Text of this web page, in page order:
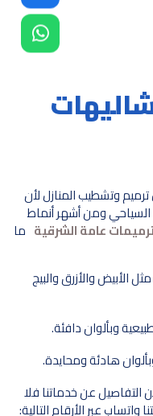
وتشطيب المنازل لأن
السياحي ومن أشهر أنماط
عامة الشرقية ما
الأبيض والأزرق والبيج
وبألوان دافئة.
هادئة ومحايدة.
عن خدماتنا فلا
واتساب عبر الأرقام التالية: